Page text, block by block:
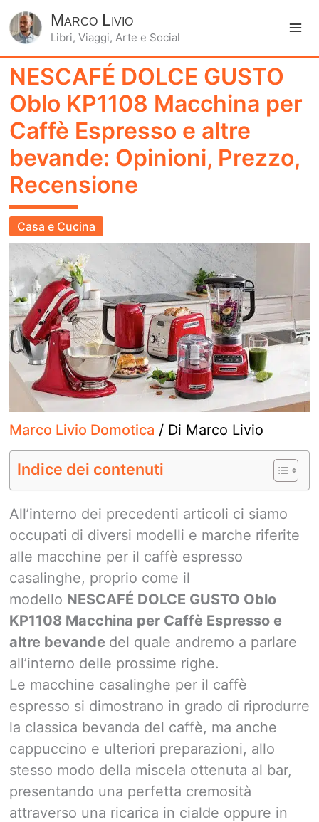
Marco Livio
Libri, Viaggi, Arte e Social
NESCAFÉ DOLCE GUSTO
Oblo KP1108 Macchina per
Caffè Espresso e altre
bevande: Opinioni, Prezzo,
Recensione
Casa e Cucina
Marco Livio Domotica / Di Marco Livio
Indice dei contenuti
All’interno dei precedenti articoli ci siamo
occupati di diversi modelli e marche riferite
alle macchine per il caffè espresso
casalinghe, proprio come il
modello NESCAFÉ DOLCE GUSTO Oblo
KP1108 Macchina per Caffè Espresso e
altre bevande del quale andremo a parlare
all’interno delle prossime righe.
Le macchine casalinghe per il caffè
espresso si dimostrano in grado di riprodurre
la classica bevanda del caffè, ma anche
cappuccino e ulteriori preparazioni, allo
stesso modo della miscela ottenuta al bar,
presentando una perfetta cremosità
attraverso una ricarica in cialde oppure in